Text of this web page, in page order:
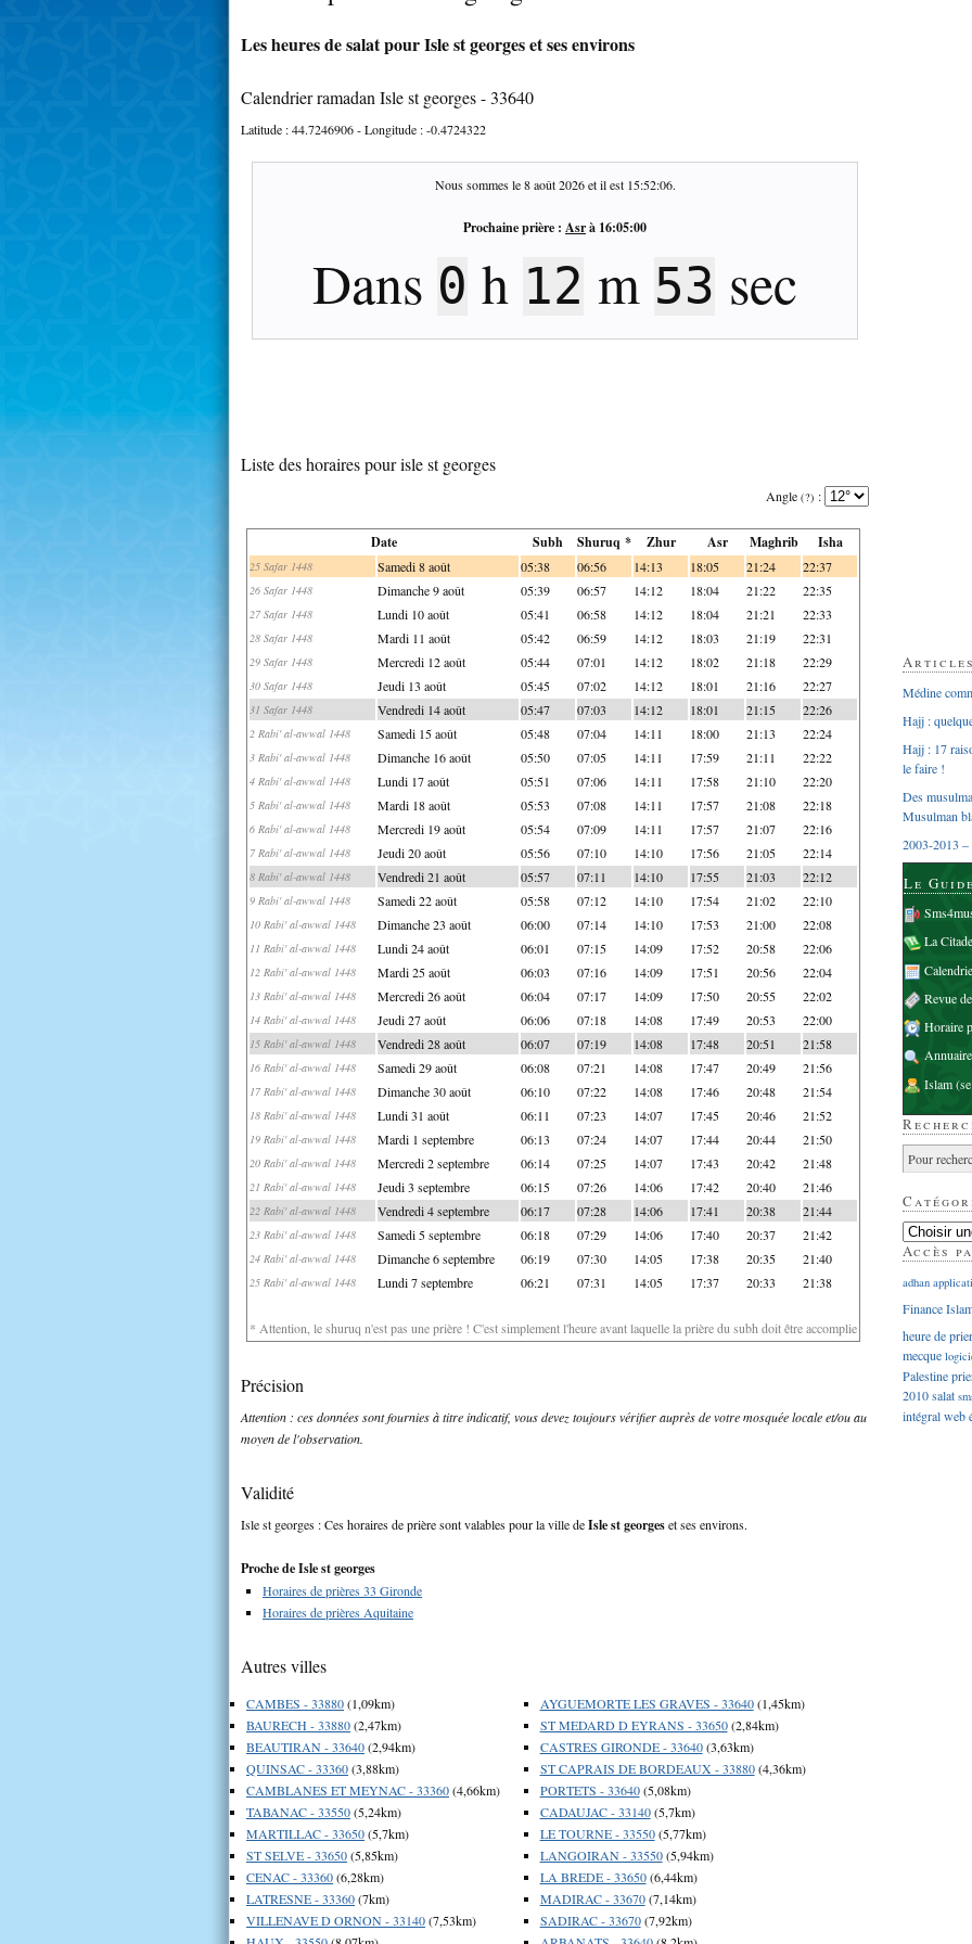
Les heures de salat pour Isle st georges et ses environs
Calendrier ramadan Isle st georges - 33640
Latitude :44.7246906- Longitude :-0.4724322
Nous sommes le8 août 2026et il est 15:52:07.
Prochaine prière : Asrà 16:05:00
Dans 0 h 12 m 52 sec
Liste des horaires pour isle st georges
Angle (?) :
Date Subh Shuruq * Zhur Asr Maghrib Isha
25 Safar 1448 Samedi 8 août 05:38 06:56 14:13 18:05 21:24 22:37
26 Safar 1448 Dimanche 9 août 05:39 06:57 14:12 18:04 21:22 22:35
27 Safar 1448 Lundi 10 août 05:41 06:58 14:12 18:04 21:21 22:33
28 Safar 1448 Mardi 11 août 05:42 06:59 14:12 18:03 21:19 22:31
29 Safar 1448 Mercredi 12 août 05:44 07:01 14:12 18:02 21:18 22:29
30 Safar 1448 Jeudi 13 août 05:45 07:02 14:12 18:01 21:16 22:27
31 Safar 1448 Vendredi 14 août 05:47 07:03 14:12 18:01 21:15 22:26
2 Rabi' al-awwal 1448 Samedi 15 août 05:48 07:04 14:11 18:00 21:13 22:24
3 Rabi' al-awwal 1448 Dimanche 16 août 05:50 07:05 14:11 17:59 21:11 22:22
4 Rabi' al-awwal 1448 Lundi 17 août 05:51 07:06 14:11 17:58 21:10 22:20
5 Rabi' al-awwal 1448 Mardi 18 août 05:53 07:08 14:11 17:57 21:08 22:18
6 Rabi' al-awwal 1448 Mercredi 19 août 05:54 07:09 14:11 17:57 21:07 22:16
7 Rabi' al-awwal 1448 Jeudi 20 août 05:56 07:10 14:10 17:56 21:05 22:14
8 Rabi' al-awwal 1448 Vendredi 21 août 05:57 07:11 14:10 17:55 21:03 22:12
9 Rabi' al-awwal 1448 Samedi 22 août 05:58 07:12 14:10 17:54 21:02 22:10
10 Rabi' al-awwal 1448 Dimanche 23 août 06:00 07:14 14:10 17:53 21:00 22:08
11 Rabi' al-awwal 1448 Lundi 24 août 06:01 07:15 14:09 17:52 20:58 22:06
12 Rabi' al-awwal 1448 Mardi 25 août 06:03 07:16 14:09 17:51 20:56 22:04
13 Rabi' al-awwal 1448 Mercredi 26 août 06:04 07:17 14:09 17:50 20:55 22:02
14 Rabi' al-awwal 1448 Jeudi 27 août 06:06 07:18 14:08 17:49 20:53 22:00
15 Rabi' al-awwal 1448 Vendredi 28 août 06:07 07:19 14:08 17:48 20:51 21:58
16 Rabi' al-awwal 1448 Samedi 29 août 06:08 07:21 14:08 17:47 20:49 21:56
17 Rabi' al-awwal 1448 Dimanche 30 août 06:10 07:22 14:08 17:46 20:48 21:54
18 Rabi' al-awwal 1448 Lundi 31 août 06:11 07:23 14:07 17:45 20:46 21:52
19 Rabi' al-awwal 1448 Mardi 1 septembre 06:13 07:24 14:07 17:44 20:44 21:50
20 Rabi' al-awwal 1448 Mercredi 2 septembre 06:14 07:25 14:07 17:43 20:42 21:48
21 Rabi' al-awwal 1448 Jeudi 3 septembre 06:15 07:26 14:06 17:42 20:40 21:46
22 Rabi' al-awwal 1448 Vendredi 4 septembre 06:17 07:28 14:06 17:41 20:38 21:44
23 Rabi' al-awwal 1448 Samedi 5 septembre 06:18 07:29 14:06 17:40 20:37 21:42
24 Rabi' al-awwal 1448 Dimanche 6 septembre 06:19 07:30 14:05 17:38 20:35 21:40
25 Rabi' al-awwal 1448 Lundi 7 septembre 06:21 07:31 14:05 17:37 20:33 21:38
* Attention, le shuruq n'est pas une prière ! C'est simplement l'heure avant laquelle la prière du subh doit être accomplie
Précision
Attention : ces données sont fournies à titre indicatif, vous devez toujours vérifier auprès de votre mosquée locale et/ou au
moyen de l'observation.
Validité
Isle st georges : Ces horaires de prière sont valables pour la ville deIsle st georgeset ses environs.
Proche de Isle st georges
Horaires de prières 33 Gironde
Horaires de prières Aquitaine
Autres villes
CAMBES - 33880(1,09km)
BAURECH - 33880(2,47km)
BEAUTIRAN - 33640(2,94km)
QUINSAC - 33360(3,88km)
CAMBLANES ET MEYNAC - 33360(4,66km)
TABANAC - 33550(5,24km)
MARTILLAC - 33650(5,7km)
ST SELVE - 33650(5,85km)
CENAC - 33360(6,28km)
LATRESNE - 33360(7km)
VILLENAVE D ORNON - 33140(7,53km)
AYGUEMORTE LES GRAVES - 33640(1,45km)
ST MEDARD D EYRANS - 33650(2,84km)
CASTRES GIRONDE - 33640(3,63km)
ST CAPRAIS DE BORDEAUX - 33880(4,36km)
PORTETS - 33640(5,08km)
CADAUJAC - 33140(5,7km)
LE TOURNE - 33550(5,77km)
LANGOIRAN - 33550(5,94km)
LA BREDE - 33650(6,44km)
MADIRAC - 33670(7,14km)
SADIRAC - 33670(7,92km)
Médine
Hajj :
Hajj : 17
le faire !
Des
Musulman
2003-2013 –
Le
La
Revue
Horaire
Islam
Accès
adhan
Finance
heure de
mecque
Palestine
2010salat
intégralweb